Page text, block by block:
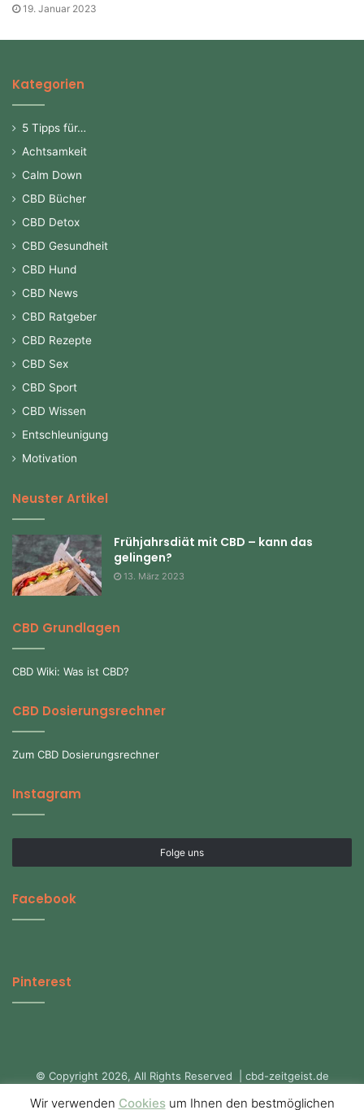
19. Januar 2023
Kategorien
5 Tipps für…
Achtsamkeit
Calm Down
CBD Bücher
CBD Detox
CBD Gesundheit
CBD Hund
CBD News
CBD Ratgeber
CBD Rezepte
CBD Sex
CBD Sport
CBD Wissen
Entschleunigung
Motivation
Neuster Artikel
Frühjahrsdiät mit CBD – kann das
gelingen?
13. März 2023
CBD Grundlagen
CBD Wiki: Was ist CBD?
CBD Dosierungsrechner
Zum CBD Dosierungsrechner
Instagram
Folge uns
Facebook
Pinterest
© Copyright 2026, All Rights Reserved | cbd-zeitgeist.de
Startseite CBD-Zeitgeist.de
Über uns Datenschutzerklärung
Wir verwenden Cookiesum Ihnen den bestmöglichen